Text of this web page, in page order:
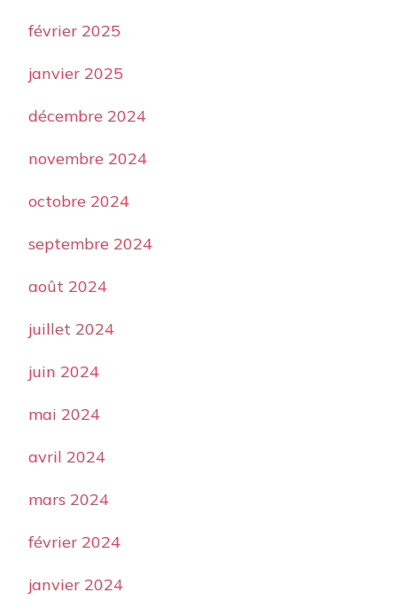
février 2025
janvier 2025
décembre 2024
novembre 2024
octobre 2024
septembre 2024
août 2024
juillet 2024
juin 2024
mai 2024
avril 2024
mars 2024
février 2024
janvier 2024